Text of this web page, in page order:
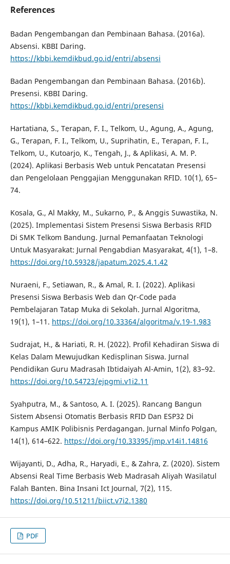
References
Badan Pengembangan dan Pembinaan Bahasa. (2016a).
Absensi. KBBI Daring.
https://kbbi.kemdikbud.go.id/entri/absensi
Badan Pengembangan dan Pembinaan Bahasa. (2016b).
Presensi. KBBI Daring.
https://kbbi.kemdikbud.go.id/entri/presensi
Hartatiana, S., Terapan, F. I., Telkom, U., Agung, A., Agung,
G., Terapan, F. I., Telkom, U., Suprihatin, E., Terapan, F. I.,
Telkom, U., Kutoarjo, K., Tengah, J., & Aplikasi, A. M. P.
(2024). Aplikasi Berbasis Web untuk Pencatatan Presensi
dan Pengelolaan Penggajian Menggunakan RFID. 10(1), 65–
74.
Kosala, G., Al Makky, M., Sukarno, P., & Anggis Suwastika, N.
(2025). Implementasi Sistem Presensi Siswa Berbasis RFID
Di SMK Telkom Bandung. Jurnal Pemanfaatan Teknologi
Untuk Masyarakat: Jurnal Pengabdian Masyarakat, 4(1), 1–8.
https://doi.org/10.59328/japatum.2025.4.1.42
Nuraeni, F., Setiawan, R., & Amal, R. I. (2022). Aplikasi
Presensi Siswa Berbasis Web dan Qr-Code pada
Pembelajaran Tatap Muka di Sekolah. Jurnal Algoritma,
19(1), 1–11. https://doi.org/10.33364/algoritma/v.19-1.983
Sudrajat, H., & Hariati, R. H. (2022). Profil Kehadiran Siswa di
Kelas Dalam Mewujudkan Kedisplinan Siswa. Jurnal
Pendidikan Guru Madrasah Ibtidaiyah Al-Amin, 1(2), 83–92.
https://doi.org/10.54723/ejpgmi.v1i2.11
Syahputra, M., & Santoso, A. I. (2025). Rancang Bangun
Sistem Absensi Otomatis Berbasis RFID Dan ESP32 Di
Kampus AMIK Polibisnis Perdagangan. Jurnal Minfo Polgan,
14(1), 614–622. https://doi.org/10.33395/jmp.v14i1.14816
Wijayanti, D., Adha, R., Haryadi, E., & Zahra, Z. (2020). Sistem
Absensi Real Time Berbasis Web Madrasah Aliyah Wasilatul
Falah Banten. Bina Insani Ict Journal, 7(2), 115.
https://doi.org/10.51211/biict.v7i2.1380
PDF